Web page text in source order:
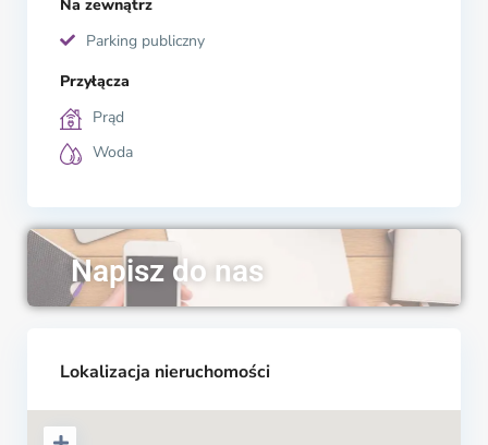
Na zewnątrz
Parking publiczny
Przyłącza
Prąd
Woda
Napisz do nas
Lokalizacja nieruchomości